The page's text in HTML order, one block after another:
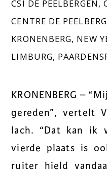
CSI DE PEELBERGEN,
CENTRE DE
KRONENBERG, NEW
LIMBURG,
KRONENBERG –
gereden”, vertelt
lach. “Dat kan ik
vierde plaats is
ruiter hield